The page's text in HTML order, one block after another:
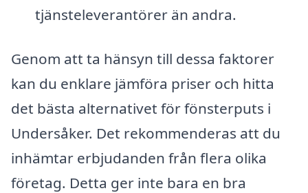
tjänsteleverantörer än andra.
Genom att ta hänsyn till dessa faktorer
kan du enklare jämföra priser och hitta
det bästa alternativet för fönsterputs i
Undersåker. Det rekommenderas att du
inhämtar erbjudanden från flera olika
företag. Detta ger inte bara en bra